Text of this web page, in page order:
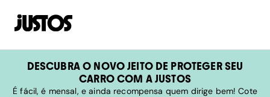
DESCUBRA O NOVO JEITO DE PROTEGER SEU
CARRO COM A JUSTOS
É fácil, é mensal, e ainda recompensa quem dirige bem! Cote